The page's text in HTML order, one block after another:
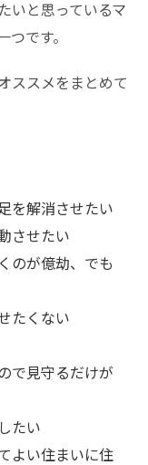
いと思っているマ
です。
ススメをまとめて
を解消させたい
させたい
のが億劫、でも
たくない
で見守るだけが
たい
よい住まいに住